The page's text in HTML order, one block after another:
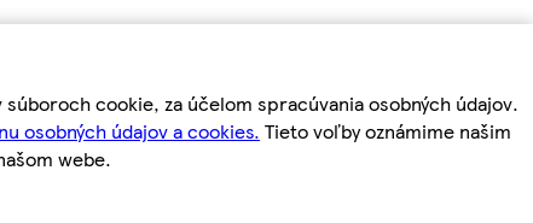
cookie, za účelom spracúvania osobných údajov.
osobných údajov a cookies. Tieto voľby oznámime našim
webe.